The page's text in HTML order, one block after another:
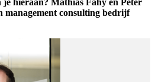
management consulting bedrijf